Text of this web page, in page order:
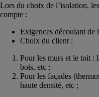
Lors du choix de l’isolation,
compte :
Exigences découlant de
Choix du client :
Pour les murs et le toit :
bois, etc ;
Pour les façades
haute densité, etc ;